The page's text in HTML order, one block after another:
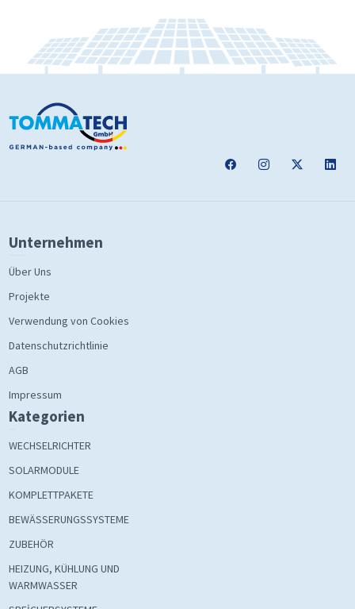
Unternehmen
Über Uns
Projekte
Verwendung von Cookies
Datenschutzrichtlinie
AGB
Impressum
Kategorien
WECHSELRICHTER
SOLARMODULE
KOMPLETTPAKETE
BEWÄSSERUNGSSYSTEME
ZUBEHÖR
HEIZUNG, KÜHLUNG UND
WARMWASSER